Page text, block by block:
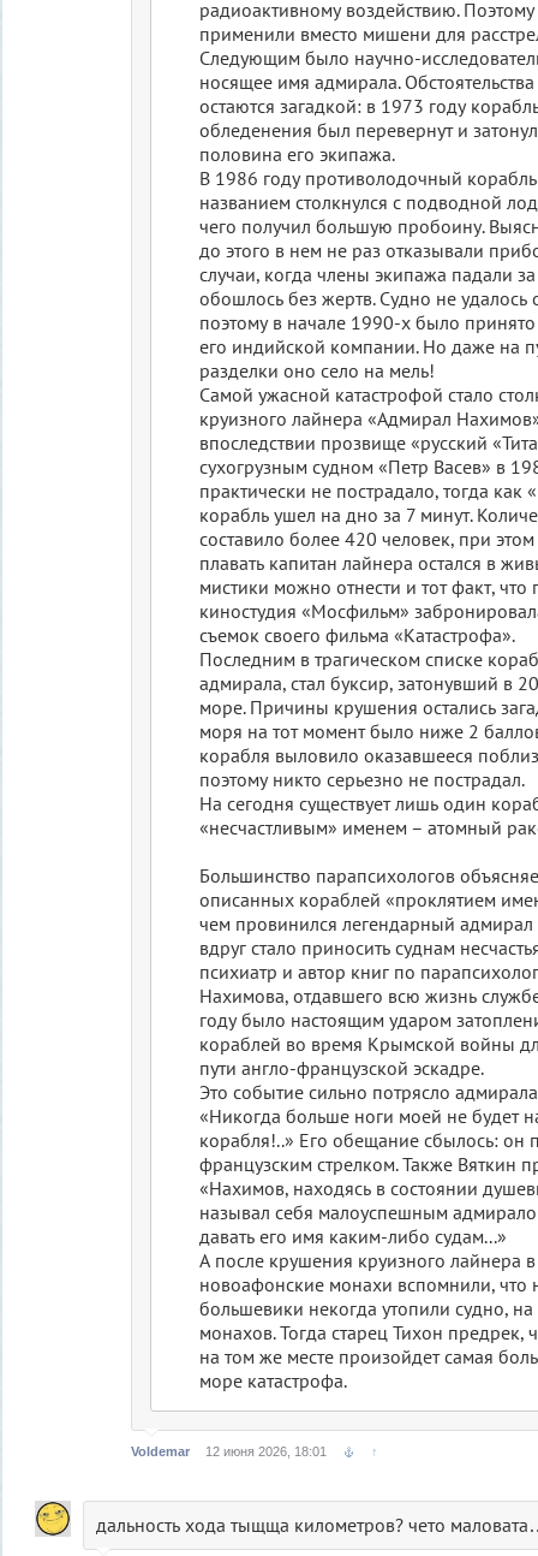
радиоактивному воздействию.
применили вместо мишени для
Следующим было научно-
носящее имя адмирала.
остаются загадкой: в 1973 году
обледенения был перевернут и
половина его экипажа.
В 1986 году противолодочный
названием столкнулся с подводной
чего получил большую пробоину.
до этого в нем не раз отказывали
случаи, когда члены экипажа падали
обошлось без жертв. Судно не удалось
поэтому в начале 1990-х было
его индийской компании. Но даже на
разделки оно село на мель!
Самой ужасной катастрофой стало
круизного лайнера «Адмирал
впоследствии прозвище «русский
сухогрузным судном «Петр Васев» в
практически не пострадало, тогда как
корабль ушел на дно за 7 минут.
составило более 420 человек, при
плавать капитан лайнера остался в
мистики можно отнести и тот факт, что
киностудия «Мосфильм»
съемок своего фильма «Катастрофа».
Последним в трагическом списке
адмирала, стал буксир, затонувший в
море. Причины крушения остались
моря на тот момент было ниже 2
корабля выловило оказавшееся
поэтому никто серьезно не пострадал.
На сегодня существует лишь один
«несчастливым» именем – атомный
Большинство парапсихологов
описанных кораблей «проклятием
чем провинился легендарный
вдруг стало приносить суднам
психиатр и автор книг по
Нахимова, отдавшего всю жизнь
году было настоящим ударом
кораблей во время Крымской войны
пути англо-французской эскадре.
Это событие сильно потрясло
«Никогда больше ноги моей не будет
корабля!..» Его обещание сбылось: он
французским стрелком. Также Вяткин
«Нахимов, находясь в состоянии
называл себя малоуспешным
давать его имя каким-либо судам...»
А после крушения круизного лайнера
новоафонские монахи вспомнили, что
большевики некогда утопили судно,
монахов. Тогда старец Тихон предрек,
на том же месте произойдет самая
море катастрофа.
Voldemar 12 июня 2026, 18:01 ↑
дальность хода тыщща километров? чето